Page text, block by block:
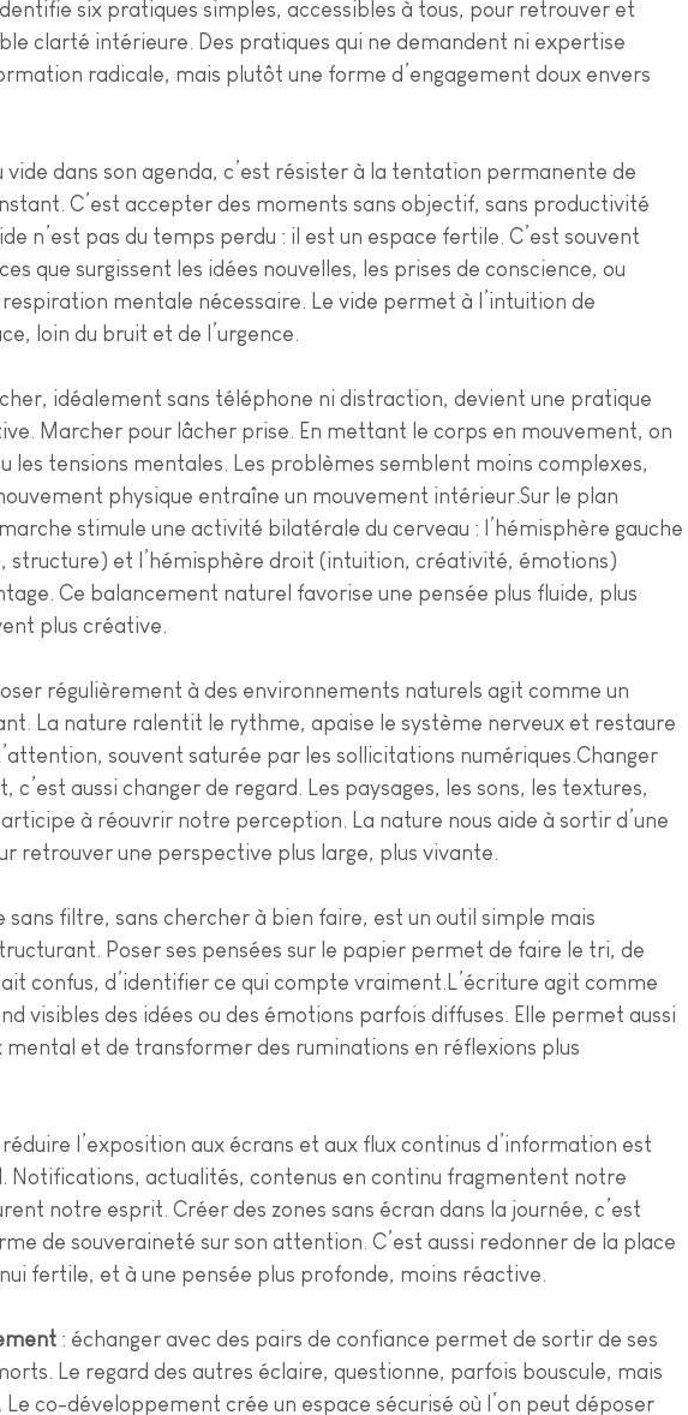
six pratiques simples, accessibles à tous, pour retrouver et
clarté intérieure. Des pratiques qui ne demandent ni expertise
radicale, mais plutôt une forme d’engagement doux envers
vide dans son agenda, c’est résister à la tentation permanente de
C’est accepter des moments sans objectif, sans productivité
n’est pas du temps perdu : il est un espace fertile. C’est souvent
que surgissent les idées nouvelles, les prises de conscience, ou
mentale nécessaire. Le vide permet à l’intuition de
loin du bruit et de l’urgence.
idéalement sans téléphone ni distraction, devient une pratique
Marcher pour lâcher prise. En mettant le corps en mouvement, on
les tensions mentales. Les problèmes semblent moins complexes,
physique entraîne un mouvement intérieur.Sur le plan
stimule une activité bilatérale du cerveau : l’hémisphère gauche
structure) et l’hémisphère droit (intuition, créativité, émotions)
Ce balancement naturel favorise une pensée plus fluide, plus
plus créative.
régulièrement à des environnements naturels agit comme un
La nature ralentit le rythme, apaise le système nerveux et restaure
souvent saturée par les sollicitations numériques.Changer
c’est aussi changer de regard. Les paysages, les sons, les textures,
à réouvrir notre perception. La nature nous aide à sortir d’une
retrouver une perspective plus large, plus vivante.
sans filtre, sans chercher à bien faire, est un outil simple mais
Poser ses pensées sur le papier permet de faire le tri, de
confus, d’identifier ce qui compte vraiment.L’écriture agit comme
visibles des idées ou des émotions parfois diffuses. Elle permet aussi
mental et de transformer des ruminations en réflexions plus
réduire l’exposition aux écrans et aux flux continus d’information est
Notifications, actualités, contenus en continu fragmentent notre
notre esprit. Créer des zones sans écran dans la journée, c’est
de souveraineté sur son attention. C’est aussi redonner de la place
fertile, et à une pensée plus profonde, moins réactive.
: échanger avec des pairs de confiance permet de sortir de ses
Le regard des autres éclaire, questionne, parfois bouscule, mais
co-développement crée un espace sécurisé où l’on peut déposer